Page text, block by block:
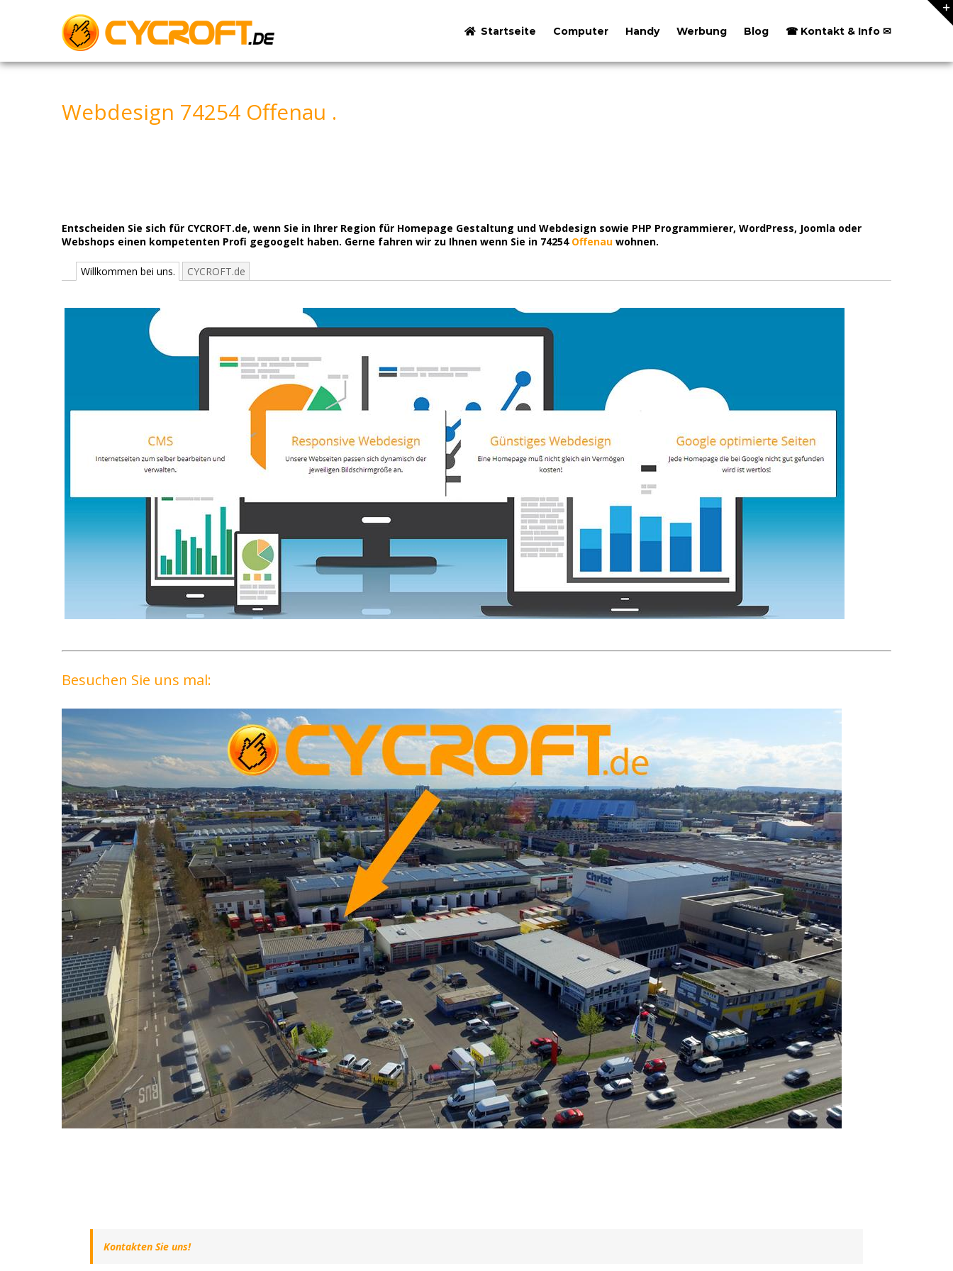
Startseite Computer Handy Werbung Blog ☎ Kontakt & Info ✉
Webdesign 74254 Offenau .
Entscheiden Sie sich für CYCROFT.de, wenn Sie in Ihrer Region für Homepage Gestaltung und Webdesign sowie PHP Programmierer, WordPress, Joomla oder
Webshops einen kompetenten Profi gegoogelt haben. Gerne fahren wir zu Ihnen wenn Sie in 74254 Offenau wohnen.
Willkommen bei uns. CYCROFT.de
Besuchen Sie uns mal:
Kontakten Sie uns!